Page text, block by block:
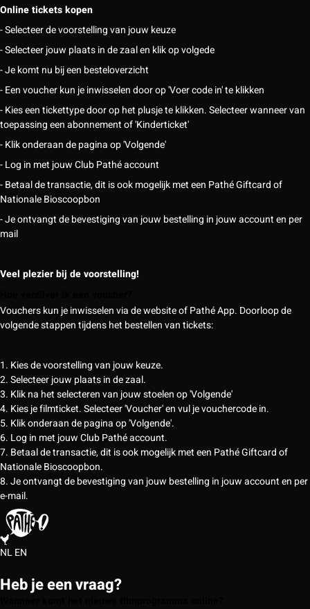
Online tickets kopen
- Selecteer de voorstelling van jouw keuze
- Selecteer jouw plaats in de zaal en klik op volgede
- Je komt nu bij een besteloverzicht
- Een voucher kun je inwisselen door op 'Voer code in' te klikken
- Kies een tickettype door op het plusje te klikken. Selecteer wanneer van
toepassing een abonnement of 'Kinderticket'
- Klik onderaan de pagina op 'Volgende'
- Log in met jouw Club Pathé account
- Betaal de transactie, dit is ook mogelijk met een Pathé Giftcard of
Nationale Bioscoopbon
- Je ontvangt de bevestiging van jouw bestelling in jouw account en per
mail
Veel plezier bij de voorstelling!
Vouchers kun je inwisselen via de website of Pathé App. Doorloop de
volgende stappen tijdens het bestellen van tickets:
1. Kies de voorstelling van jouw keuze.
2. Selecteer jouw plaats in de zaal.
3. Klik na het selecteren van jouw stoelen op 'Volgende'
4. Kies je filmticket. Selecteer 'Voucher' en vul je vouchercode in.
5. Klik onderaan de pagina op 'Volgende'.
6. Log in met jouw Club Pathé account.
7. Betaal de transactie, dit is ook mogelijk met een Pathé Giftcard of
Nationale Bioscoopbon.
8. Je ontvangt de bevestiging van jouw bestelling in jouw account en per
e-mail.
NLEN
Heb je een vraag?